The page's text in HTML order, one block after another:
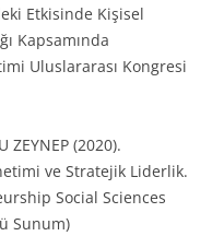
Etkisinde Kişisel
Kapsamında
Uluslararası Kongresi
ZEYNEP (2020).
ve Stratejik Liderlik.
Social Sciences
Sunum)